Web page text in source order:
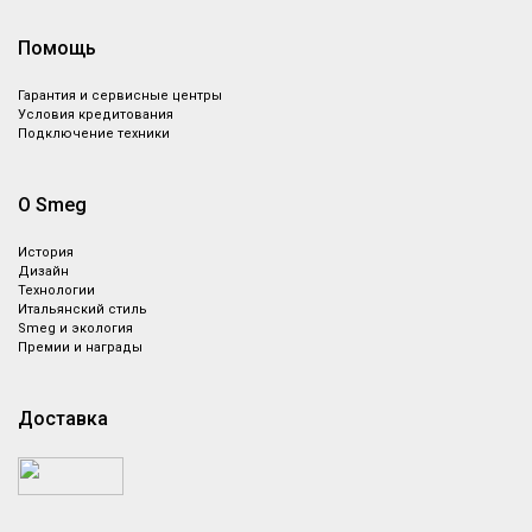
пастельный голубой
Помощь
Гарантия и сервисные центры
Условия кредитования
Подключение техники
О Smeg
История
Дизайн
Технологии
Итальянский стиль
Smeg и экология
Премии и награды
Доставка